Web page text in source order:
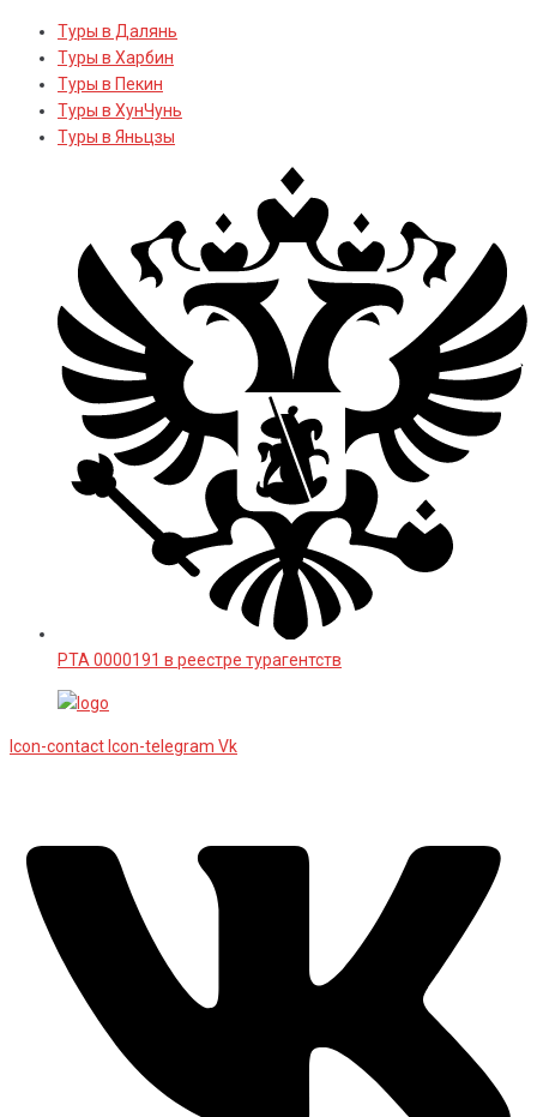
Туры в Далянь
Туры в Харбин
Туры в Пекин
Туры в ХунЧунь
Туры в Яньцзы
РТА 0000191 в реестре турагентств
Icon-contact Icon-telegram Vk